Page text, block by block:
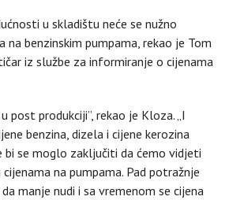
u skladištu neće se nužno
na benzinskim pumpama, rekao je Tom
iz službe za informiranje o cijenama
post produkciji”, rekao je Kloza. „I
benzina, dizela i cijene kerozina
bi se moglo zaključiti da ćemo vidjeti
na pumpama. Pad potražnje
manje nudi i sa vremenom se cijena